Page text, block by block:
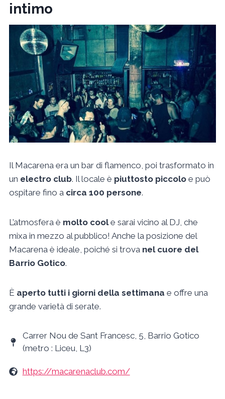
intimo
Il Macarena era un bar di flamenco, poi trasformato in
un electro club. Il locale è piuttosto piccoloe può
ospitare fino a circa 100 persone.
L’atmosfera è molto coole sarai vicino al DJ, che
mixa in mezzo al pubblico! Anche la posizione del
Macarena è ideale, poiché si trova nel cuore del
Barrio Gotico.
È aperto tutti i giorni della settimana e offre una
grande varietà di serate.
Carrer Nou de Sant Francesc, 5, Barrio Gotico
(metro : Liceu, L3)
https://macarenaclub.com/